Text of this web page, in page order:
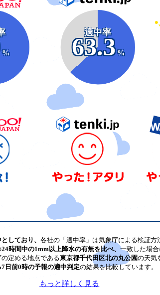
%
適中率
63.3
%
しており、 各社の「適中率」は気象庁による検証方
24時間中の1mm以上降水の有無を比べ、 一致した場合
定める地点である東京都千代田区北の丸公園の天気
日前0時の予報の適中判定の結果を比較しています。
もっと詳しく見る